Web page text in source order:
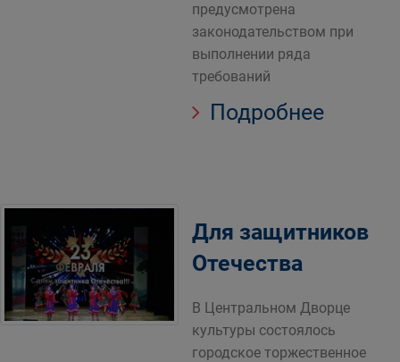
предусмотрена
законодательством при
выполнении ряда
требований
Подробнее
Для защитников
Отечества
В Центральном Дворце
культуры состоялось
городское торжественное